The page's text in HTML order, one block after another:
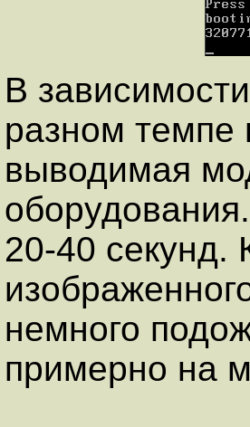
В
разном темпе
выводимая
20-40 секунд.
немного
примерно на